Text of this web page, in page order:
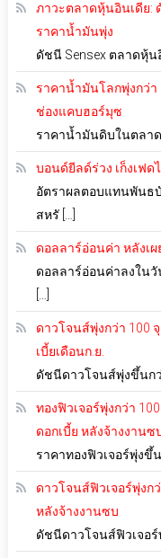
ภาวะตลาดหุ้นอินเดีย:
ราคาน้ำมันพุ่ง
ดัชนี Sensex ตลาดหุ้น
ราคาน้ำมันโลกพุ่งกว่า
ช่องแคบฮอร์มุซ
ราคาน้ำมันดิบในตลาด
บอนด์ยีลด์ร่วง เก็งเฟ
อัตราผลตอบแทนพันธ
สหรั […]
ดอลลาร์อ่อนค่า หลังเ
ดอลลาร์อ่อนค่าลงในวั
[…]
ดาวโจนส์พุ่งกว่า 100
เบี้ยเดือนก.ย.
ดัชนีดาวโจนส์พุ่งขึ้นกว่
ทองฟิวเจอร์พุ่งกว่า
ดอกเบี้ย หลังจ้างงานซ
ราคาทองฟิวเจอร์พุ่งขึ้
ดาวโจนส์ฟิวเจอร์พุ่งก
หลังจ้างงานซบ
ดัชนีดาวโจนส์ฟิวเจอร์